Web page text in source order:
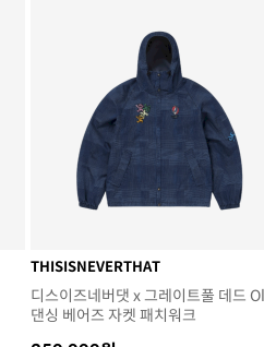
THISISNEVERTHAT
디스이즈네버댓 x 그레이트풀 데드 Ol
댄싱 베어즈 자켓 패치워크